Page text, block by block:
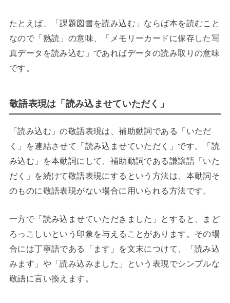
たとえば、「課題図書を読み込む」ならば本を読むこと
なので「熟読」の意味、「メモリーカードに保存した写
真データを読み込む」であればデータの読み取りの意味
です。
敬語表現は「読み込ませていただく」
「読み込む」の敬語表現は、補助動詞である「いただ
く」を連結させて「読み込ませていただく」です。「読
み込む」を本動詞にして、補助動詞である謙譲語「いた
だく」を続けて敬語表現にするという方法は、本動詞そ
のものに敬語表現がない場合に用いられる方法です。
一方で「読み込ませていただきました」とすると、まど
ろっこしいという印象を与えることがあります。その場
合には丁寧語である「ます」を文末につけて、「読み込
みます」や「読み込みました」という表現でシンプルな
敬語に言い換えます。